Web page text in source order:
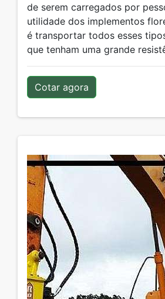
de serem carregados por
utilidade dos implementos
é transportar todos esses
que tenham uma grande
Cotar agora